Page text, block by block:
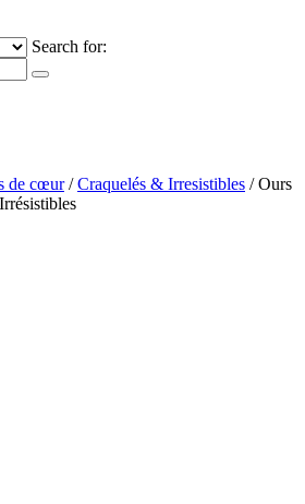
Search for:
de cœur/Craquelés & Irresistibles / Ours